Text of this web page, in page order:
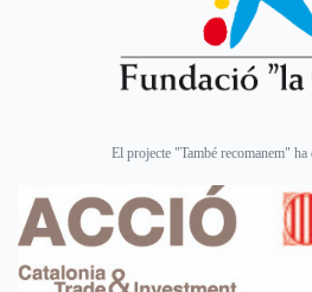
El projecte "També recomanem" ha